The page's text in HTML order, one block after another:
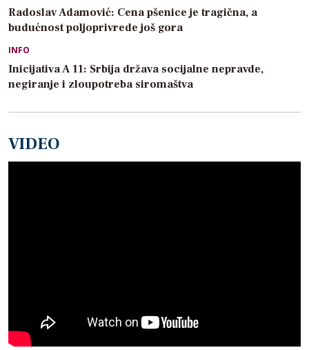
Radoslav Adamović: Cena pšenice je tragična, a
budućnost poljoprivrede još gora
INFO
Inicijativa A 11: Srbija država socijalne nepravde,
negiranje i zloupotreba siromaštva
VIDEO